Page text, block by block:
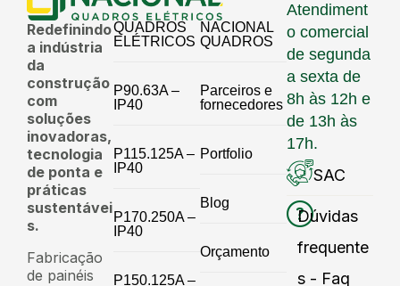
Redefinindo
a indústria
da
construção
com
soluções
inovadoras,
tecnologia
de ponta e
práticas
sustentávei
s.
Fabricação
de painéis
QUADROS
ELÉTRICOS
P90.63A –
IP40
P115.125A –
IP40
P170.250A –
IP40
P150.125A –
NACIONAL
QUADROS
Parceiros e
fornecedores
Portfolio
Blog
Orçamento
Atendiment
o comercial
de segunda
a sexta de
8h às 12h e
de 13h às
17h.
SAC
Dúvidas
frequente
s - Faq